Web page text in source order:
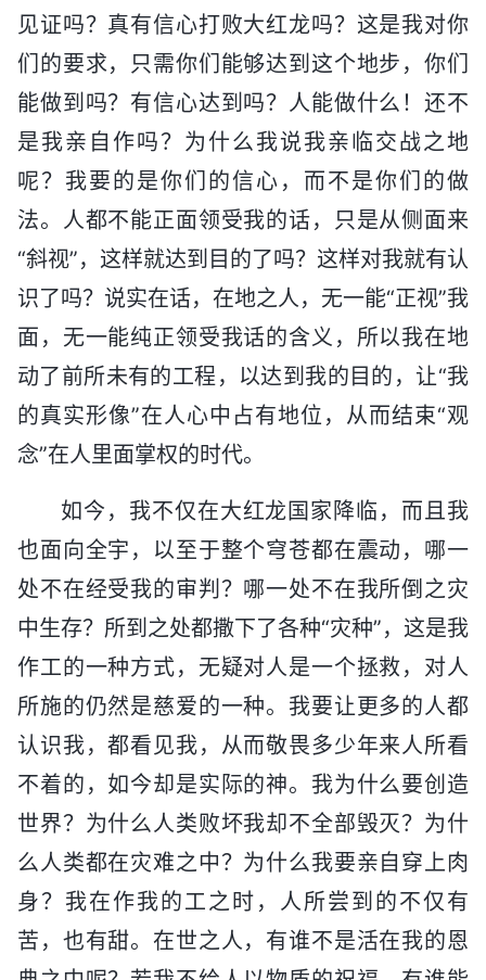
见证吗？真有信心打败大红龙吗？这是我对你
们的要求，只需你们能够达到这个地步，你们
能做到吗？有信心达到吗？人能做什么！还不
是我亲自作吗？为什么我说我亲临交战之地
呢？我要的是你们的信心，而不是你们的做
法。人都不能正面领受我的话，只是从侧面来
“斜视”，这样就达到目的了吗？这样对我就有认
识了吗？说实在话，在地之人，无一能“正视”我
面，无一能纯正领受我话的含义，所以我在地
动了前所未有的工程，以达到我的目的，让“我
的真实形像”在人心中占有地位，从而结束“观
念”在人里面掌权的时代。
如今，我不仅在大红龙国家降临，而且我
也面向全宇，以至于整个穹苍都在震动，哪一
处不在经受我的审判？哪一处不在我所倒之灾
中生存？所到之处都撒下了各种“灾种”，这是我
作工的一种方式，无疑对人是一个拯救，对人
所施的仍然是慈爱的一种。我要让更多的人都
认识我，都看见我，从而敬畏多少年来人所看
不着的，如今却是实际的神。我为什么要创造
世界？为什么人类败坏我却不全部毁灭？为什
么人类都在灾难之中？为什么我要亲自穿上肉
身？我在作我的工之时，人所尝到的不仅有
苦，也有甜。在世之人，有谁不是活在我的恩